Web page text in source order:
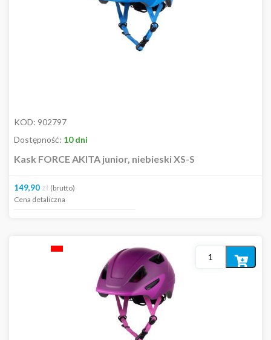
KOD: 902797
Dostępność: 10 dni
Kask FORCE AKITA junior, niebieski XS-S
149,90 zł (brutto)
Cena detaliczna
Dodaj